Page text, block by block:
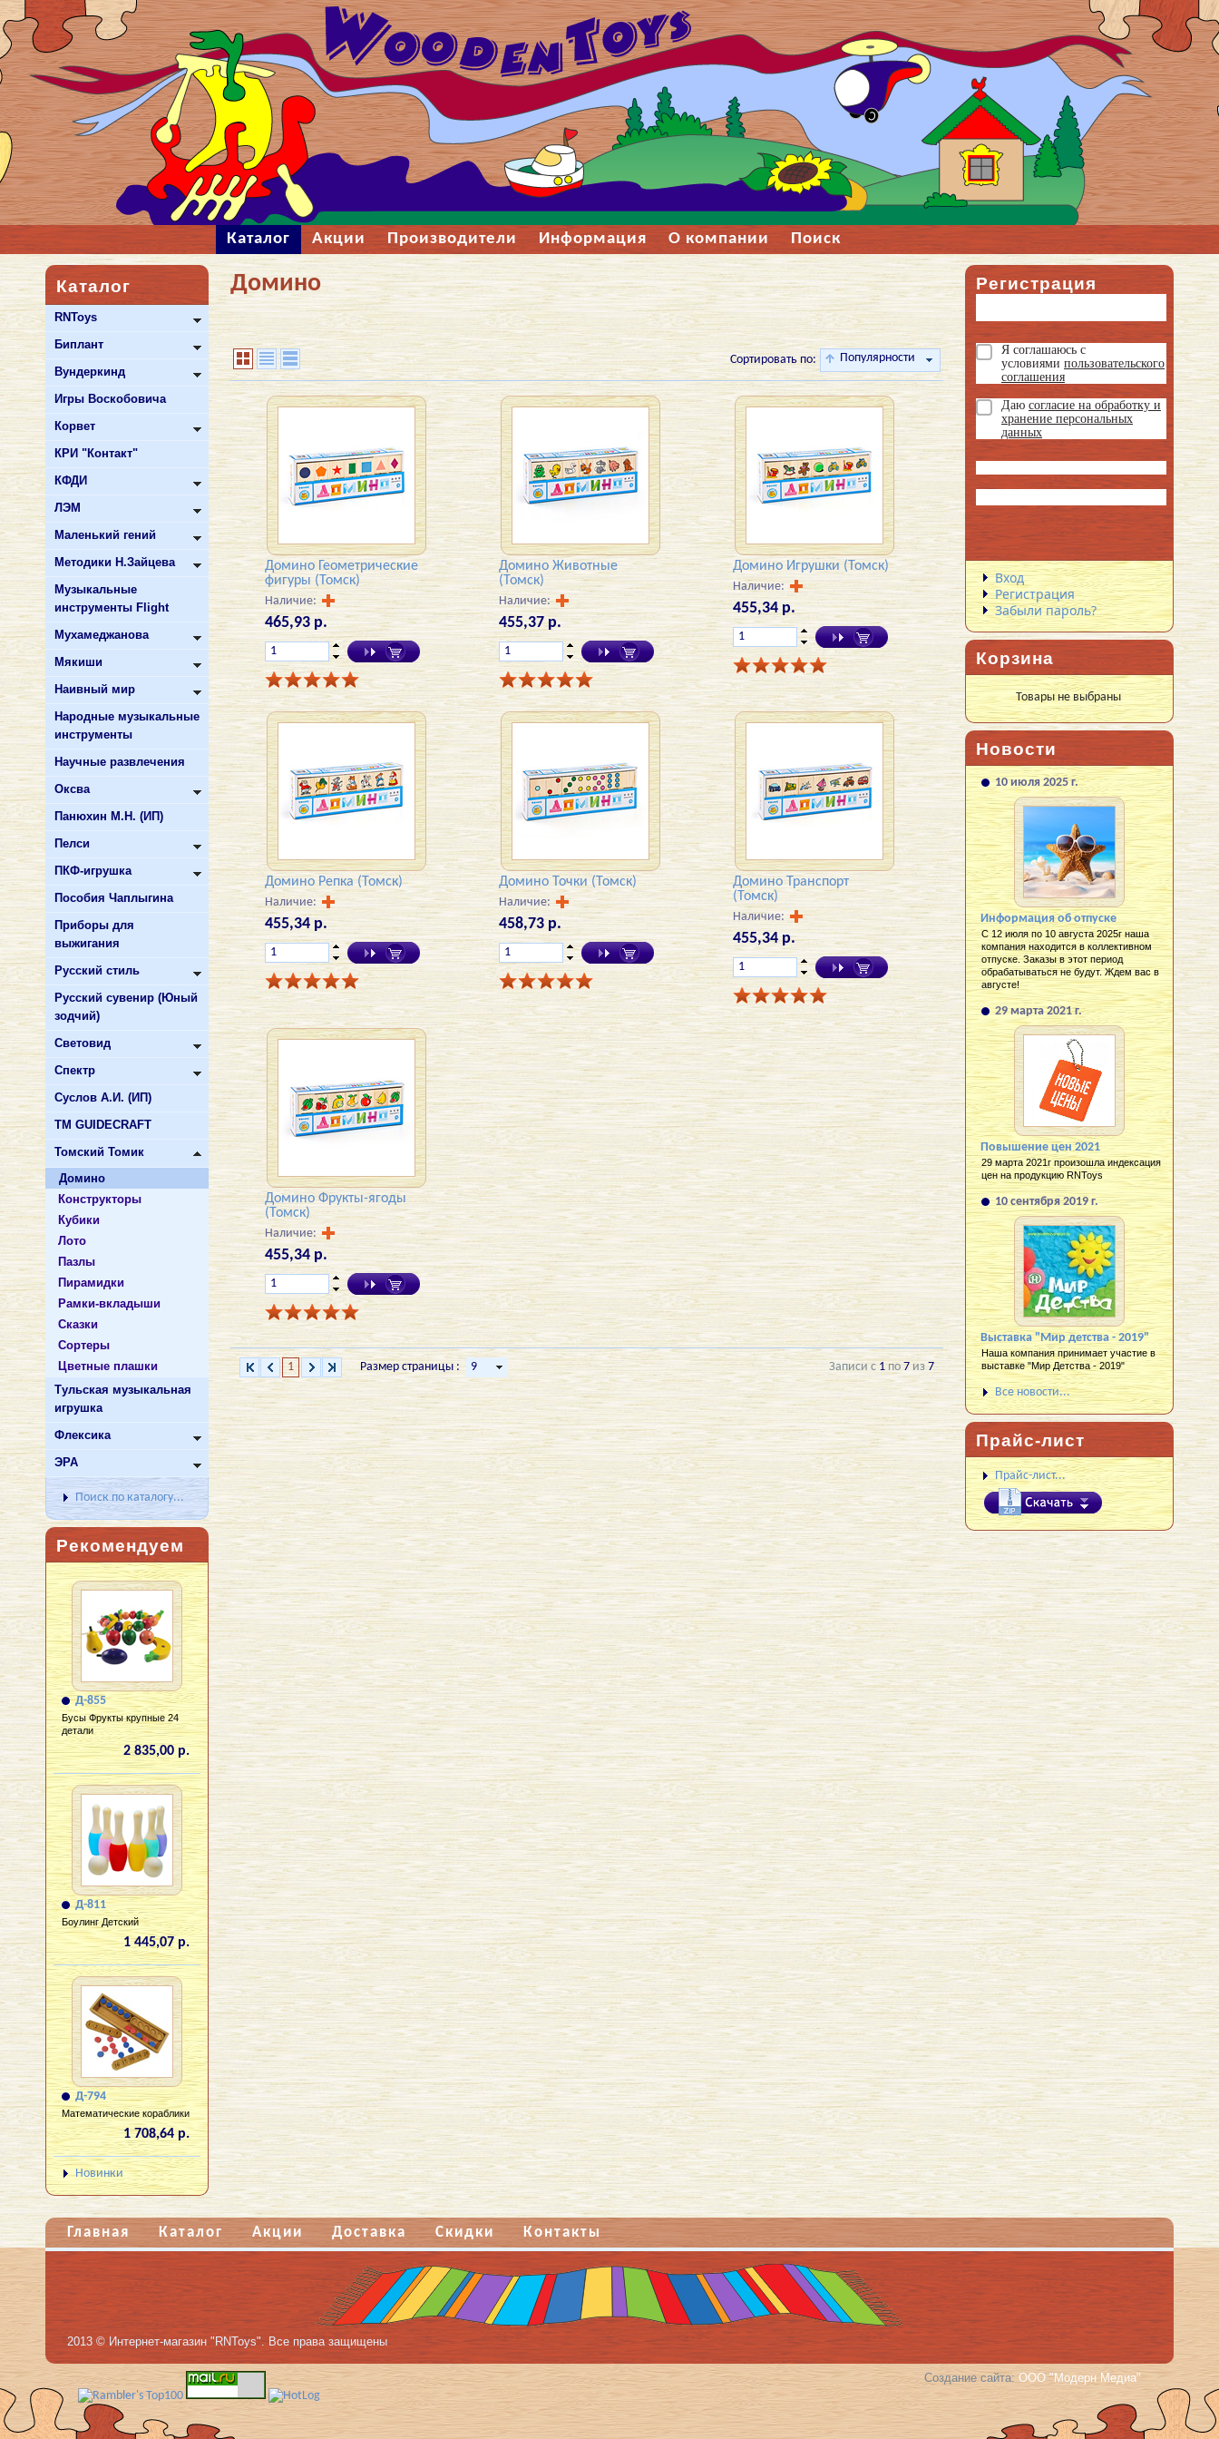
Каталог Акции Производители Информация О компании Поиск
Каталог
RNToys
Биплант
Вундеркинд
Игры Воскобовича
Корвет
КРИ "Контакт"
КФДИ
ЛЭМ
Маленький гений
Методики Н.Зайцева
Музыкальные
инструменты Flight
Мухамеджанова
Мякиши
Наивный мир
Народные музыкальные
инструменты
Научные развлечения
Оксва
Панюхин М.Н. (ИП)
Пелси
ПКФ-игрушка
Пособия Чаплыгина
Приборы для
выжигания
Русский стиль
Русский сувенир (Юный
зодчий)
Световид
Спектр
Суслов А.И. (ИП)
ТМ GUIDECRAFT
Томский Томик
Домино
Конструкторы
Кубики
Лото
Пазлы
Пирамидки
Рамки-вкладыши
Cказки
Сортеры
Цветные плашки
Тульская музыкальная
игрушка
Флексика
ЭРА
Поиск по каталогу...
Рекомендуем
Д-855
Бусы Фрукты крупные 24
детали
2 835,00 р.
Д-811
Боулинг Детский
1 445,07 р.
Д-794
Математические кораблики
1 708,64 р.
Новинки
Домино
Сортировать по: Популярности
Домино Геометрические
фигуры (Томск)
Наличие:
465,93 р.
Домино Животные
(Томск)
Наличие:
455,37 р.
Домино Игрушки (Томск)
Наличие:
455,34 р.
Домино Репка (Томск)
Наличие:
455,34 р.
Домино Точки (Томск)
Наличие:
458,73 р.
Домино Транспорт
(Томск)
Наличие:
455,34 р.
Домино Фрукты-ягоды
(Томск)
Наличие:
455,34 р.
1 Размер страницы : Записи с 1 по 7 из 7
Регистрация
Я соглашаюсь с
условиями пользовательского
соглашения
Даю согласие на обработку и
хранение персональных
данных
Вход
Регистрация
Забыли пароль?
Корзина
Товары не выбраны
Новости
10 июля 2025 г.
Информация об отпуске
С 12 июля по 10 августа 2025г наша
компания находится в коллективном
отпуске. Заказы в этот период
обрабатываться не будут. Ждем вас в
августе!
29 марта 2021 г.
Повышение цен 2021
29 марта 2021г произошла индексация
цен на продукцию RNToys
10 сентября 2019 г.
Выставка "Мир детства - 2019"
Наша компания принимает участие в
выставке "Мир Детства - 2019"
Все новости...
Прайс-лист
Прайс-лист...
Главная Каталог Акции Доставка Скидки Контакты
2013 © Интернет-магазин "RNToys". Все права защищены
Создание сайта: ООО "Модерн Медиа"